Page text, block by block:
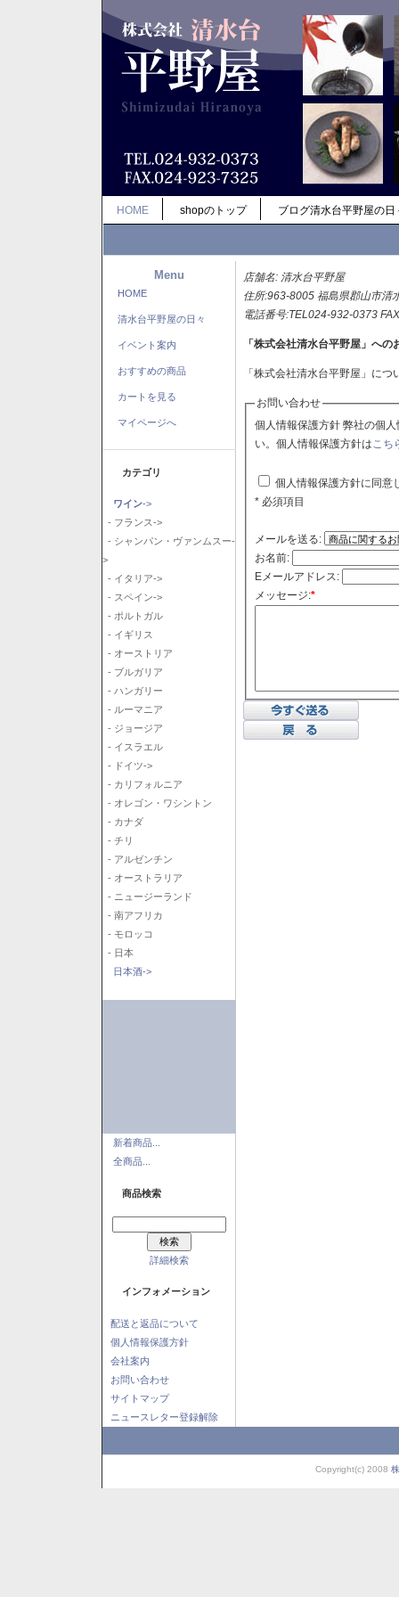
HOME shopのトップ ブログ清水台平野屋の日
Menu
HOME
清水台平野屋の日々
イベント案内
おすすめの商品
カートを見る
マイページへ
カテゴリ
ワイン->
- フランス->
- シャンパン・ヴァンムスー-
>
- イタリア->
- スペイン->
- ポルトガル
- イギリス
- オーストリア
- ブルガリア
- ハンガリー
- ルーマニア
- ジョージア
- イスラエル
- ドイツ->
- カリフォルニア
- オレゴン・ワシントン
- カナダ
- チリ
- アルゼンチン
- オーストラリア
- ニュージーランド
- 南アフリカ
- モロッコ
- 日本
日本酒->
新着商品...
全商品...
商品検索
詳細検索
インフォメーション
配送と返品について
個人情報保護方針
会社案内
お問い合わせ
サイトマップ
ニュースレター登録解除
店舗名: 清水台平野屋
住所:963-8005 福島県郡山市清
電話番号:TEL024-932-0373
「株式会社清水台平野屋」への
「株式会社清水台平野屋」に
お問い合わせ
個人情報保護方針 弊社の個人情報保護方針に同意される場合はチェックボックスをクリックしてくださ
い。個人情報保護方針はこち
個人情報保護方針に同意
* 必須項目
メールを送る:
お名前:
Eメールアドレス:
メッセージ:*
Copyright(c) 2008